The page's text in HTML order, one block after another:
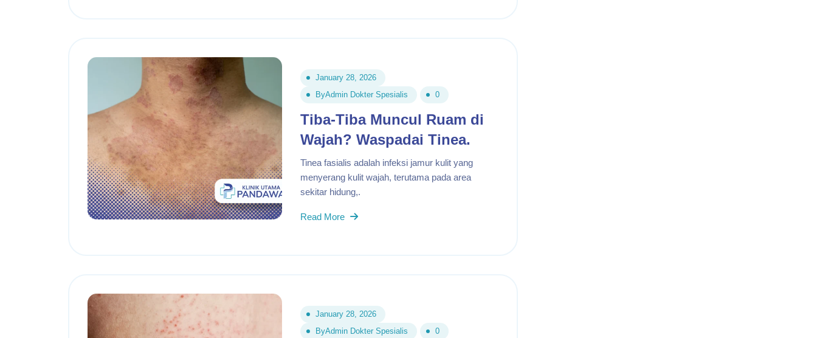
January 28, 2026
ByAdmin Dokter Spesialis 0
Tiba-Tiba Muncul Ruam di
Wajah? Waspadai Tinea.
Tinea fasialis adalah infeksi jamur kulit yang
menyerang kulit wajah, terutama pada area
sekitar hidung,.
Read More
January 28, 2026
ByAdmin Dokter Spesialis 0